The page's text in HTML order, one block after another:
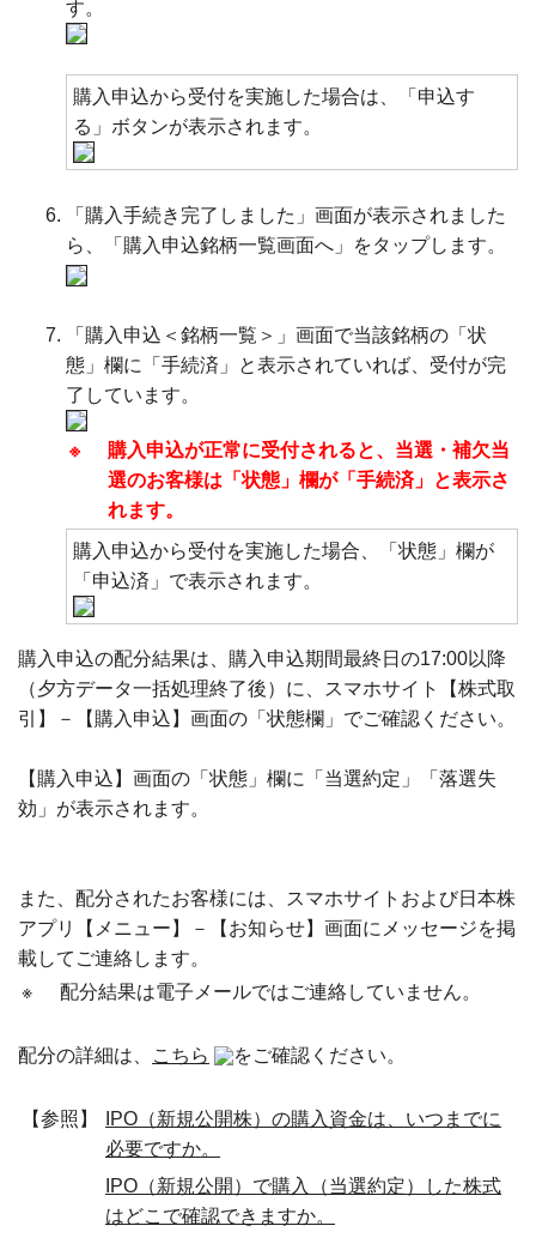
す。
購入申込から受付を実施した場合は、「申込す
る」ボタンが表示されます。
「購入手続き完了しました」画面が表示されました
ら、「購入申込銘柄一覧画面へ」をタップします。
「購入申込＜銘柄一覧＞」画面で当該銘柄の「状
態」欄に「手続済」と表示されていれば、受付が完
了しています。
※
購入申込が正常に受付されると、当選・補欠当
選のお客様は「状態」欄が「手続済」と表示さ
れます。
購入申込から受付を実施した場合、「状態」欄が
「申込済」で表示されます。
購入申込の配分結果は、購入申込期間最終日の17:00以降
（夕方データ一括処理終了後）に、スマホサイト【株式取
引】－【購入申込】画面の「状態欄」でご確認ください。
【購入申込】画面の「状態」欄に「当選約定」「落選失
効」が表示されます。
また、配分されたお客様には、スマホサイトおよび日本株
アプリ【メニュー】－【お知らせ】画面にメッセージを掲
載してご連絡します。
※
配分結果は電子メールではご連絡していません。
配分の詳細は、 こちら をご確認ください。
【参照】
IPO（新規公開株）の購入資金は、いつまでに
必要ですか。
IPO（新規公開）で購入（当選約定）した株式
はどこで確認できますか。